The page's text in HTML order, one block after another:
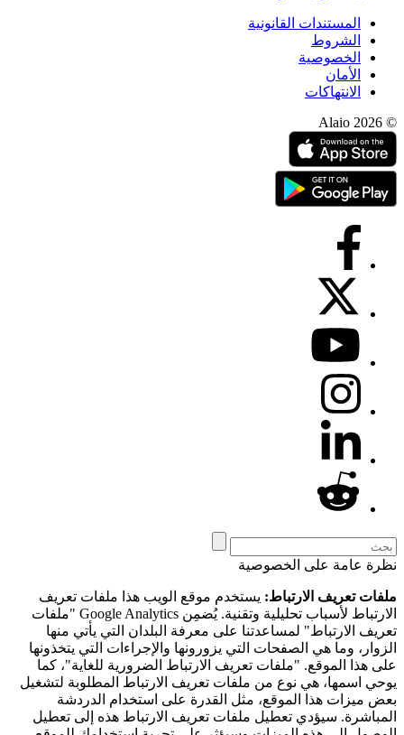
المستندات القانونية
الشروط
الخصوصية
الأمان
الانتهاكات
© 2026 Alaio
نظرة عامة على الخصوصية
ملفات تعريف الارتباط: يستخدم موقع الويب هذا ملفات تعريف
الارتباط لأسباب تحليلية وتقنية. يُضمِن Google Analytics "ملفات
تعريف الارتباط" لمساعدتنا على معرفة البلدان التي يأتي منها
الزوار، وما هي الصفحات التي يزورونها والإجراءات التي يتخذونها
على هذا الموقع. "ملفات تعريف الارتباط الضرورية للغاية"، كما
يوحي اسمها، هي نوع من ملفات تعريف الارتباط المطلوبة لتشغيل
بعض ميزات هذا الموقع، مثل القدرة على استخدام الدردشة
المباشرة. سيؤدي تعطيل ملفات تعريف الارتباط هذه إلى تعطيل